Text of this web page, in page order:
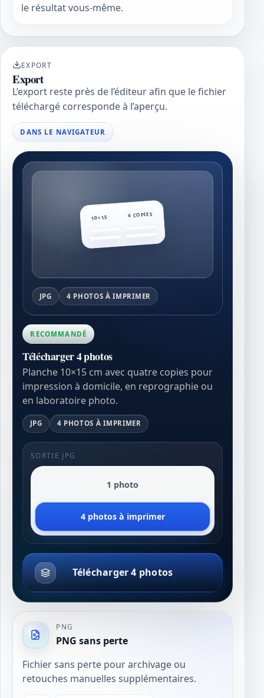
le résultat vous-même.
EXPORT
Export
L’export reste près de l’éditeur afin que le fichier
téléchargé corresponde à l’aperçu.
DANS LE NAVIGATEUR
10×15 4 COPIES
JPG 4 PHOTOS À IMPRIMER
RECOMMANDÉ
Télécharger 4 photos
Planche 10×15 cm avec quatre copies pour
impression à domicile, en reprographie ou
en laboratoire photo.
JPG 4 PHOTOS À IMPRIMER
SORTIE JPG
1 photo
4 photos à imprimer
Télécharger 4 photos
PNG
PNG sans perte
Fichier sans perte pour archivage ou
retouches manuelles supplémentaires.